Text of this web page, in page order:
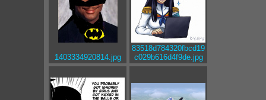
1403334920814.jpg
83518d784320fbcd19
c029b616d4f9de.jpg